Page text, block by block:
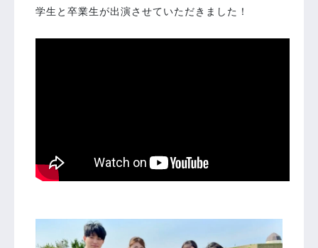
学生と卒業生が出演させていただきました！